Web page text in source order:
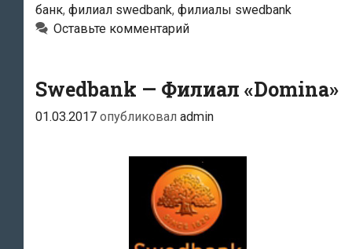
банк, филиал swedbank, филиалы swedbank
Оставьте комментарий
Swedbank — Филиал «Domina»
01.03.2017 опубликовал admin